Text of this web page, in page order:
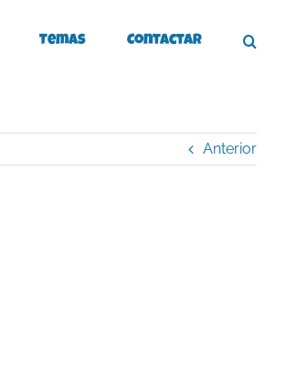
Temas Contactar
Anterior